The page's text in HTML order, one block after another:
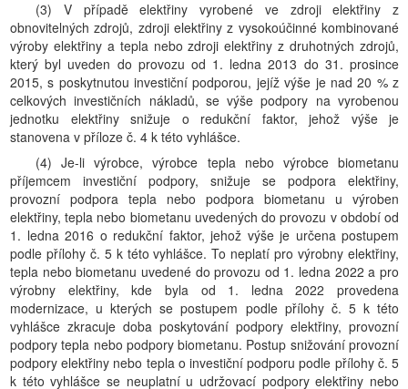
(3) V případě elektřiny vyrobené ve zdroji elektřiny z
obnovitelných zdrojů, zdroji elektřiny z vysokoúčinné kombinované
výroby elektřiny a tepla nebo zdroji elektřiny z druhotných zdrojů,
který byl uveden do provozu od 1. ledna 2013 do 31. prosince
2015, s poskytnutou investiční podporou, jejíž výše je nad 20 % z
celkových investičních nákladů, se výše podpory na vyrobenou
jednotku elektřiny snižuje o redukční faktor, jehož výše je
stanovena v příloze č. 4 k této vyhlášce.
(4) Je-li výrobce, výrobce tepla nebo výrobce biometanu
příjemcem investiční podpory, snižuje se podpora elektřiny,
provozní podpora tepla nebo podpora biometanu u výroben
elektřiny, tepla nebo biometanu uvedených do provozu v období od
1. ledna 2016 o redukční faktor, jehož výše je určena postupem
podle přílohy č. 5 k této vyhlášce. To neplatí pro výrobny elektřiny,
tepla nebo biometanu uvedené do provozu od 1. ledna 2022 a pro
výrobny elektřiny, kde byla od 1. ledna 2022 provedena
modernizace, u kterých se postupem podle přílohy č. 5 k této
vyhlášce zkracuje doba poskytování podpory elektřiny, provozní
podpory tepla nebo podpory biometanu. Postup snižování provozní
podpory elektřiny nebo tepla o investiční podporu podle přílohy č. 5
k této vyhlášce se neuplatní u udržovací podpory elektřiny nebo